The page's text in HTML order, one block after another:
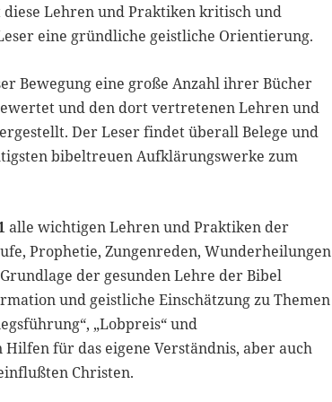
Lehren und Praktiken kritisch und
eine gründliche geistliche Orientierung.
Bewegung eine große Anzahl ihrer Bücher
und den dort vertretenen Lehren und
Der Leser findet überall Belege und
bibeltreuen Aufklärungswerke zum
alle wichtigen Lehren und Praktiken der
Prophetie, Zungenreden, Wunderheilungen
der gesunden Lehre der Bibel
und geistliche Einschätzung zu Themen
„Lobpreis“ und
Hilfen für das eigene Verständnis, aber auch
Christen.